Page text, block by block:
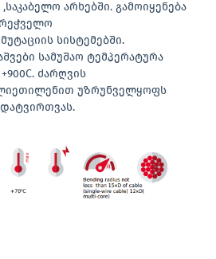
არხებში. გამოიყენება
სისტემებში.
სამუშაო ტემპერატურა
ძარღვის
უზრუნველყოფს